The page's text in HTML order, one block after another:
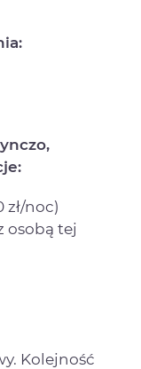
zł/noc)
osobą tej
Kolejność